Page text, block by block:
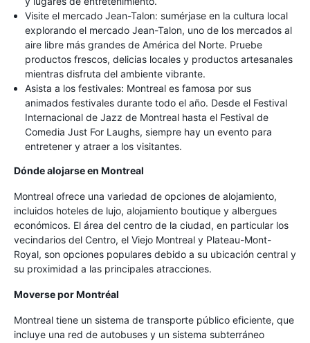
Visite el mercado Jean-Talon: sumérjase en la cultura local
explorando el mercado Jean-Talon, uno de los mercados al
aire libre más grandes de América del Norte. Pruebe
productos frescos, delicias locales y productos artesanales
mientras disfruta del ambiente vibrante.
Asista a los festivales: Montreal es famosa por sus
animados festivales durante todo el año. Desde el Festival
Internacional de Jazz de Montreal hasta el Festival de
Comedia Just For Laughs, siempre hay un evento para
entretener y atraer a los visitantes.
Dónde alojarse en Montreal
Montreal ofrece una variedad de opciones de alojamiento,
incluidos hoteles de lujo, alojamiento boutique y albergues
económicos. El área del centro de la ciudad, en particular los
vecindarios del Centro, el Viejo Montreal y Plateau-Mont-
Royal, son opciones populares debido a su ubicación central y
su proximidad a las principales atracciones.
Moverse por Montréal
Montreal tiene un sistema de transporte público eficiente, que
incluye una red de autobuses y un sistema subterráneo